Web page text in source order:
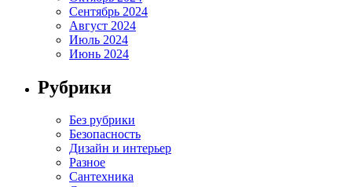
Сентябрь 2024
Август 2024
Июль 2024
Июнь 2024
Рубрики
Без рубрики
Безопасность
Дизайн и интерьер
Разное
Сантехника